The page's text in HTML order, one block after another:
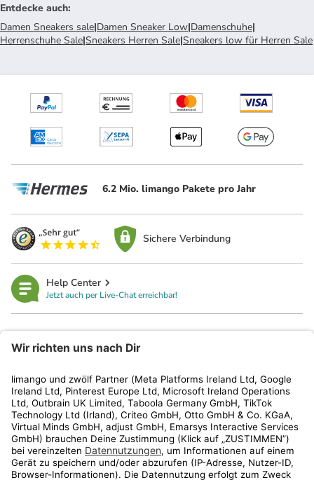
Entdecke auch:
Damen Sneakers sale|Damen Sneaker Low|Damenschuhe|
Herrenschuhe Sale|Sneakers Herren Sale|Sneakers low für Herren Sale
6.2 Mio. limango Pakete pro Jahr
Sichere Verbindung
Help Center
Jetzt auch per Live-Chat erreichbar!
Kundenservice
Shop
Aktionen